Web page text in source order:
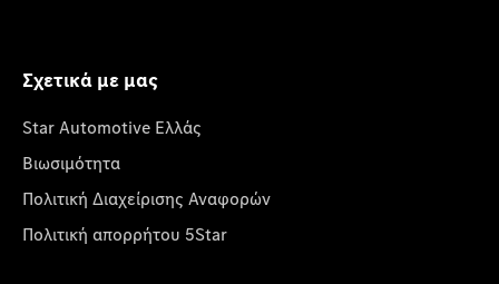
Σχετικά με μας
Star Automotive Ελλάς
Βιωσιμότητα
Πολιτική Διαχείρισης Αναφορών
Πολιτική απορρήτου 5Star